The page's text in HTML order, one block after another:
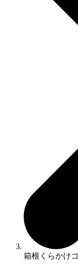
箱根くらかけ